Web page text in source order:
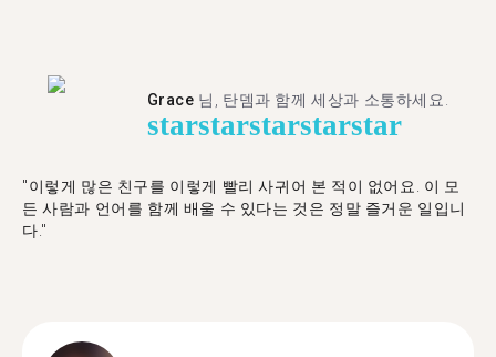
Grace 님, 탄뎀과 함께 세상과 소통하세요.
starstarstarstarstar
"이렇게 많은 친구를 이렇게 빨리 사귀어 본 적이 없어요. 이 모
든 사람과 언어를 함께 배울 수 있다는 것은 정말 즐거운 일입니
다."